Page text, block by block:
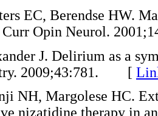
EC, Berendse HW.
Curr Opin Neurol.
J. Delirium as a
2009;43:781. [
NH, Margolese HC.
nizatidine therapy in